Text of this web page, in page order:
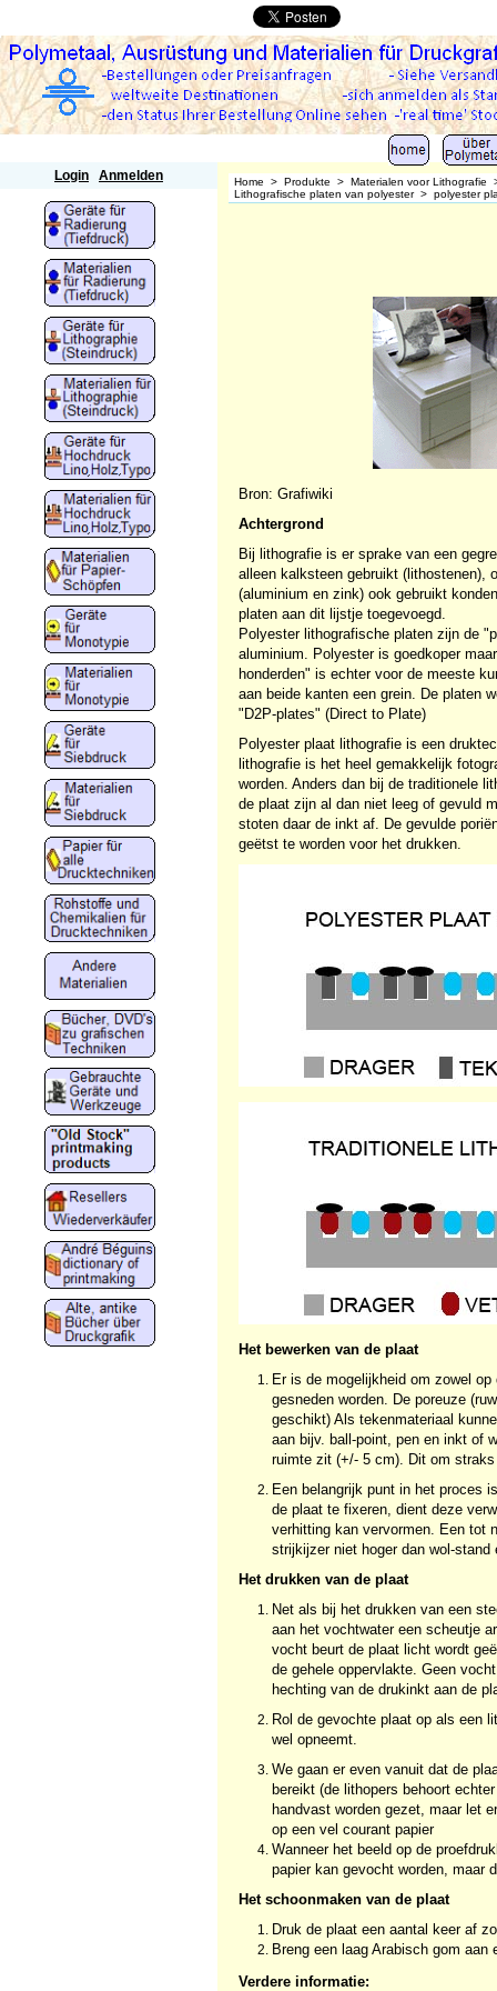
Login Anmelden Home > Produkte > Materialen voor Lithografie
Lithografische platen van polyester> polyester
Bron: Grafiwiki
Achtergrond
Bij lithografie is er sprake van een
alleen kalksteen gebruikt (lithostenen),
(aluminium en zink) ook gebruikt
platen aan dit lijstje toegevoegd.
Polyester lithografische platen zijn de
aluminium. Polyester is goedkoper
honderden" is echter voor de meeste
aan beide kanten een grein. De platen
"D2P-plates" (Direct to Plate)
Polyester plaat lithografie is een
lithografie is het heel gemakkelijk
worden. Anders dan bij de traditionele
de plaat zijn al dan niet leeg of gevuld
stoten daar de inkt af. De gevulde
geëtst te worden voor het drukken.
Het bewerken van de plaat
Er is de mogelijkheid om zowel
gesneden worden. De poreuze
geschikt) Als tekenmateriaal
aan bijv. ball-point, pen en inkt of
ruimte zit (+/- 5 cm). Dit om
Een belangrijk punt in het proces
de plaat te fixeren, dient deze
verhitting kan vervormen. Een tot
strijkijzer niet hoger dan wol-
Het drukken van de plaat
Net als bij het drukken van een
aan het vochtwater een scheutje
vocht beurt de plaat licht wordt
de gehele oppervlakte. Geen
hechting van de drukinkt aan de
Rol de gevochte plaat op als een
wel opneemt.
We gaan er even vanuit dat de
bereikt (de lithopers behoort
handvast worden gezet, maar let
op een vel courant papier
Wanneer het beeld op de
papier kan gevocht worden, maar
Het schoonmaken van de plaat
Druk de plaat een aantal keer af
Breng een laag Arabisch gom
Verdere informatie: